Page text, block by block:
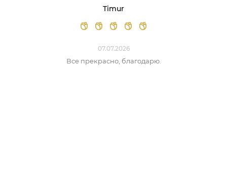
Timur
07.07.2026
Все прекрасно, благодарю.